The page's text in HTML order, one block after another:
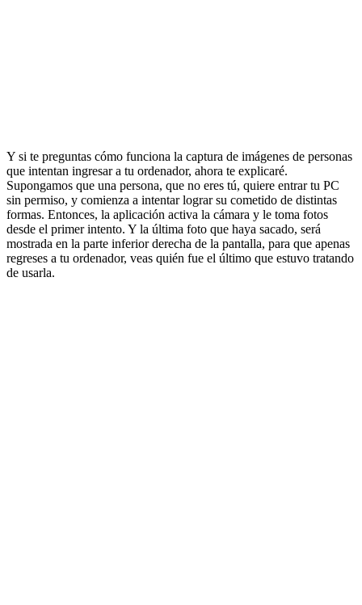
Y si te preguntas cómo funciona la captura de imágenes de personas
que intentan ingresar a tu ordenador, ahora te explicaré.
Supongamos que una persona, que no eres tú, quiere entrar tu PC
sin permiso, y comienza a intentar lograr su cometido de distintas
formas. Entonces, la aplicación activa la cámara y le toma fotos
desde el primer intento. Y la última foto que haya sacado, será
mostrada en la parte inferior derecha de la pantalla, para que apenas
regreses a tu ordenador, veas quién fue el último que estuvo tratando
de usarla.